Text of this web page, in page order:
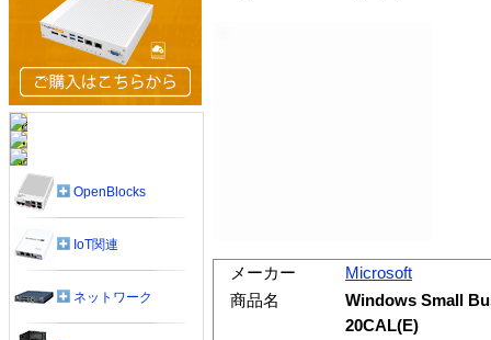
メーカー
Microsoft
商品名
Windows Small
20CAL(E)
OpenBlocks
IoT関連
ネットワーク